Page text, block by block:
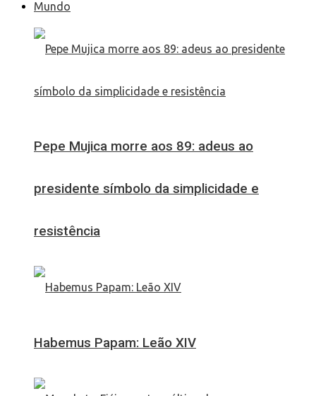
Mundo
Pepe Mujica morre aos 89: adeus ao
presidente símbolo da simplicidade e
resistência
Habemus Papam: Leão XIV